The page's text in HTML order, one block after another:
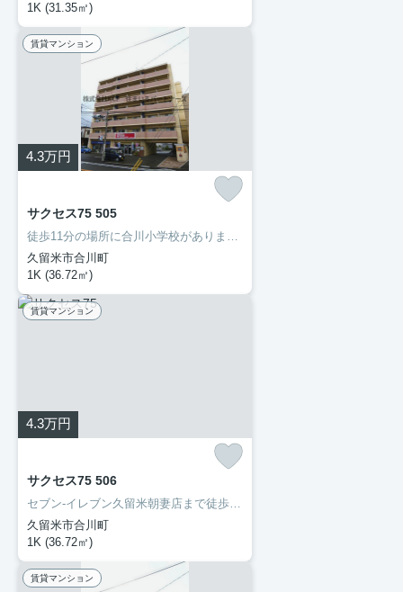
1K (31.35㎡)
賃貸マンション
4.3万円
サクセス75 505
徒歩11分の場所に合川小学校があります。部外者の侵入を抑止するオートロック機能で、女性でも安心して暮らすことができます。初期費用のカード決済ができます。駐車場がご利用いただける物件です。久留米市や久大本線久留米大学前付近での新生活をご検討するなら、当社でお部屋探しをしてください。まずはお問い合わせからお待ちしております。
久留米市合川町
1K (36.72㎡)
賃貸マンション
4.3万円
サクセス75 506
セブン-イレブン久留米朝妻店まで徒歩2分と近場にコンビニがあるのもポイント。お手入れしやすいように工夫されているので綺麗な状態を保ちやすい洗面化粧台が付いています。マンションタイプのお部屋です。住まい探しの際には、実際に住んでみた時のことを想像しながら進めていくことが大事です。より良い住まいをご提供致します。
久留米市合川町
1K (36.72㎡)
賃貸マンション